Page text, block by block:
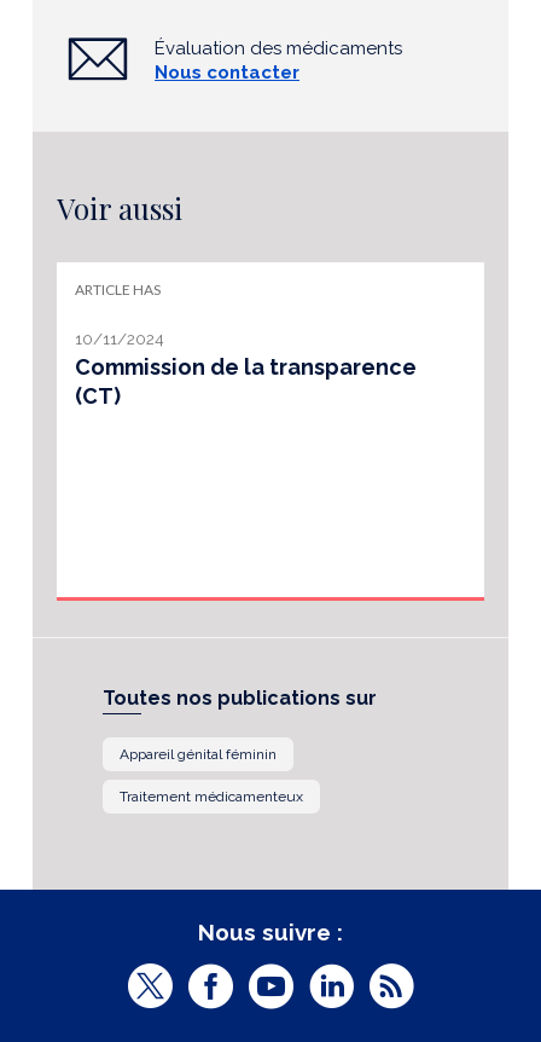
Évaluation des médicaments
Nous contacter
Voir aussi
ARTICLE HAS
10/11/2024
Commission de la transparence
(CT)
Toutes nos publications sur
Appareil génital féminin
Traitement médicamenteux
Nous suivre :
T
F
Y
L
R